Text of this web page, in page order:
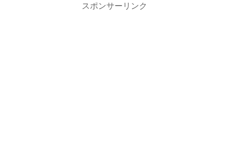
スポンサーリンク